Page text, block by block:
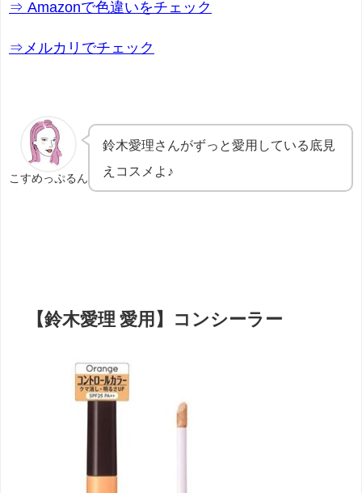
⇒ Amazonで色違いをチェック
⇒メルカリでチェック
こすめっぷるん
鈴木愛理さんがずっと愛用している底見
えコスメよ♪
【鈴木愛理 愛用】コンシーラー